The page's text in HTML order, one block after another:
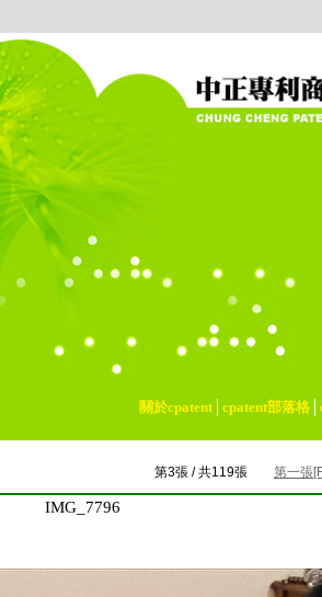
關於cpatent cpatent部落格
第3張 / 共119張 第一張
IMG_7796